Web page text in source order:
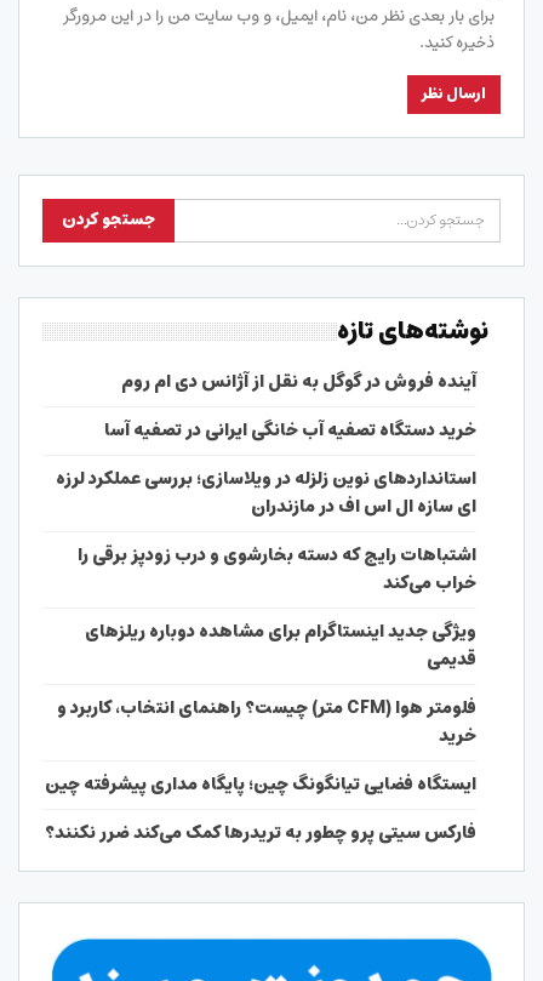
برای بار بعدی نظر من، نام، ایمیل، و وب سایت من را در این مرورگر
ذخیره کنید.
نوشته‌های تازه
آینده فروش در گوگل به نقل از آژانس دی ام روم
خرید دستگاه تصفیه آب خانگی ایرانی در تصفیه آسا
استانداردهای نوین زلزله در ویلاسازی؛ بررسی عملکرد لرزه
ای سازه ال اس اف در مازندران
اشتباهات رایج که دسته بخارشوی و درب زودپز برقی را
خراب می‌کند
ویژگی جدید اینستاگرام برای مشاهده دوباره ریلزهای
قدیمی
فلومتر هوا (CFM متر) چیست؟ راهنمای انتخاب، کاربرد و
خرید
ایستگاه فضایی تیانگونگ چین؛ پایگاه مداری پیشرفته چین
فارکس سیتی پرو چطور به تریدرها کمک می‌کند ضرر نکنند؟